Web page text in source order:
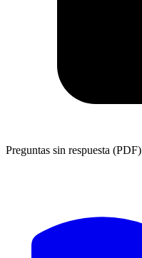
Preguntas sin respuesta (PDF)